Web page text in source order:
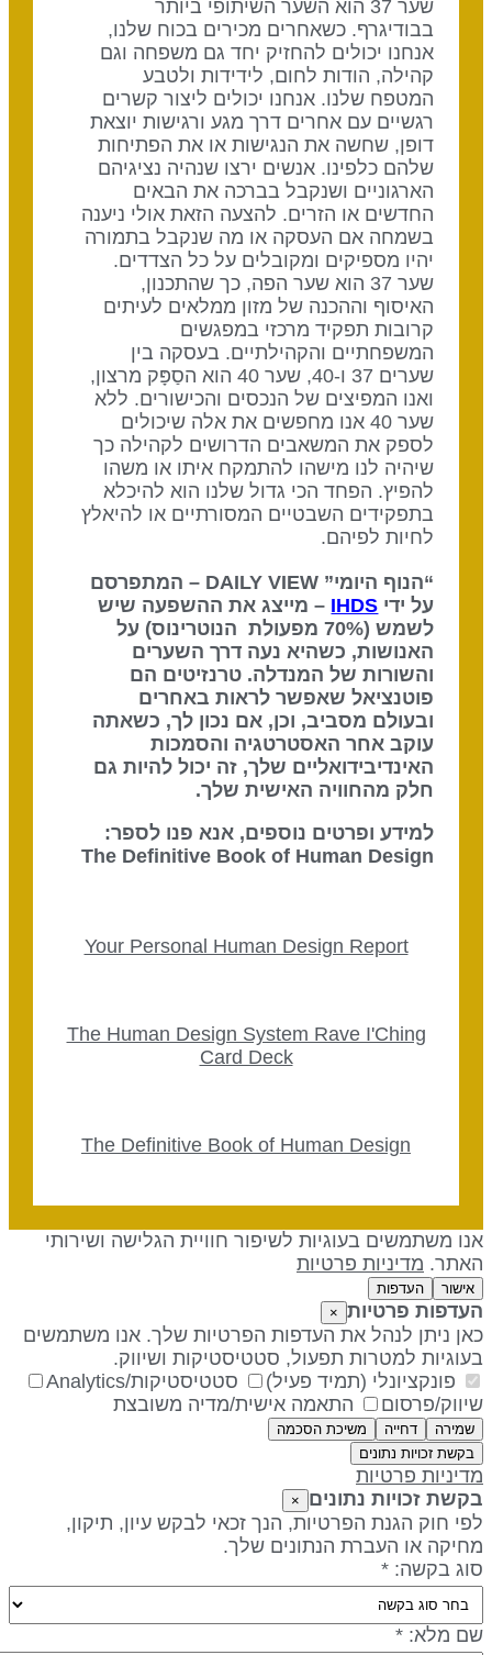
שער 37 הוא השער השיתופי ביותר
בבודיגרף. כשאחרים מכירים בכוח שלנו,
אנחנו יכולים להחזיק יחד גם משפחה וגם
קהילה, הודות לחום, לידידות ולטבע
המטפח שלנו. אנחנו יכולים ליצור קשרים
רגשיים עם אחרים דרך מגע ורגישות יוצאת
דופן, שחשה את הנגישות או את הפתיחות
שלהם כלפינו. אנשים ירצו שנהיה נציגיהם
הארגוניים ושנקבל בברכה את הבאים
החדשים או הזרים. להצעה הזאת אולי ניענה
בשמחה אם העסקה או מה שנקבל בתמורה
יהיו מספיקים ומקובלים על כל הצדדים.
שער 37 הוא שער הפה, כך שהתכנון,
האיסוף וההכנה של מזון ממלאים לעיתים
קרובות תפקיד מרכזי במפגשים
המשפחתיים והקהילתיים. בעסקה בין
שערים 37 ו-40, שער 40 הוא הסַפָּק מרצון,
ואנו המפיצים של הנכסים והכישורים. ללא
שער 40 אנו מחפשים את אלה שיכולים
לספק את המשאבים הדרושים לקהילה כך
שיהיה לנו מישהו להתמקח איתו או משהו
להפיץ. הפחד הכי גדול שלנו הוא להיכלא
בתפקידים השבטיים המסורתיים או להיאלץ
לחיות לפיהם.
“הנוף היומי” DAILY VIEW – המתפרסם
על ידיIHDS – מייצג את ההשפעה שיש
לשמש (70% מפעולת הנוטרינוס) על
האנושות, כשהיא נעה דרך השערים
והשורות של המנדלה. טרנזיטים הם
פוטנציאל שאפשר לראות באחרים
ובעולם מסביב, וכן, אם נכון לך, כשאתה
עוקב אחר האסטרטגיה והסמכות
האינדיבידואליים שלך, זה יכול להיות גם
חלק מהחוויה האישית שלך.
למידע ופרטים נוספים, אנא פנו לספר:
The Definitive Book of Human Design
Your Personal Human Design Report
The Human Design System Rave I'Ching
Card Deck
The Definitive Book of Human Design
משתמשים בעוגיות לשיפור חוויית הגלישה ושירותי
מדיניות פרטיות
אישור העדפות
פרטיות ×
ניתן לנהל את העדפות הפרטיות שלך. אנו משתמשים
למטרות תפעול, סטטיסטיקות ושיווק.
פונקציונלי (תמיד פעיל)
סטטיסטיקות/Analytics
פרסום
התאמה אישית/מדיה משובצת
שמירה דחייה
משיכת הסכמה
בקשת זכויות נתונים
פרטיות
זכויות נתונים
חוק הגנת הפרטיות, הנך זכאי לבקש עיון, תיקון,
או העברת הנתונים שלך.
בקשה: *
מלא: *